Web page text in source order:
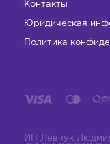
Контакты
Юридическая
Политика
ИП Левчук